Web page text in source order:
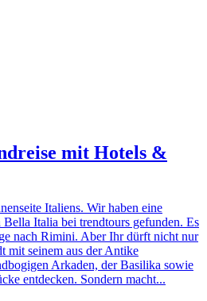
mit Hotels &
Italiens. Wir haben eine
Italia bei trendtours gefunden. Es
nach Rimini. Aber Ihr dürft nicht nur
mit seinem aus der Antike
Arkaden, der Basilika sowie
entdecken. Sondern macht...